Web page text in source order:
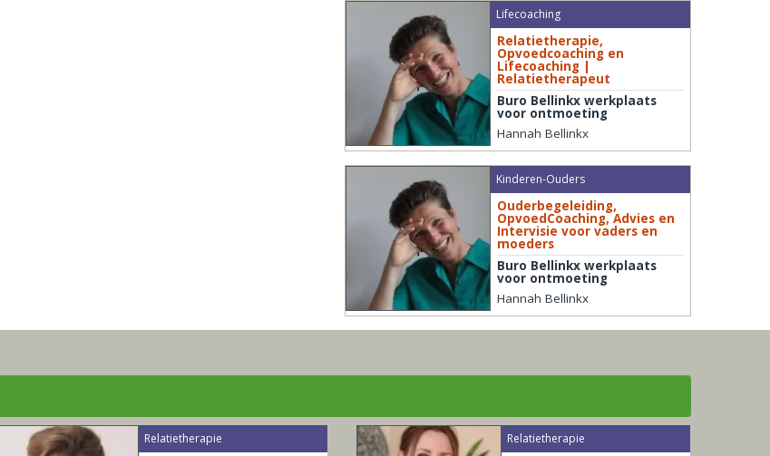
Lifecoaching
Relatietherapie,
Opvoedcoaching en
Lifecoaching |
Relatietherapeut
Buro Bellinkx werkplaats
voor ontmoeting
Hannah Bellinkx
Kinderen-Ouders
Ouderbegeleiding,
OpvoedCoaching, Advies en
Intervisie voor vaders en
moeders
Buro Bellinkx werkplaats
voor ontmoeting
Hannah Bellinkx
Relatietherapie Relatietherapie